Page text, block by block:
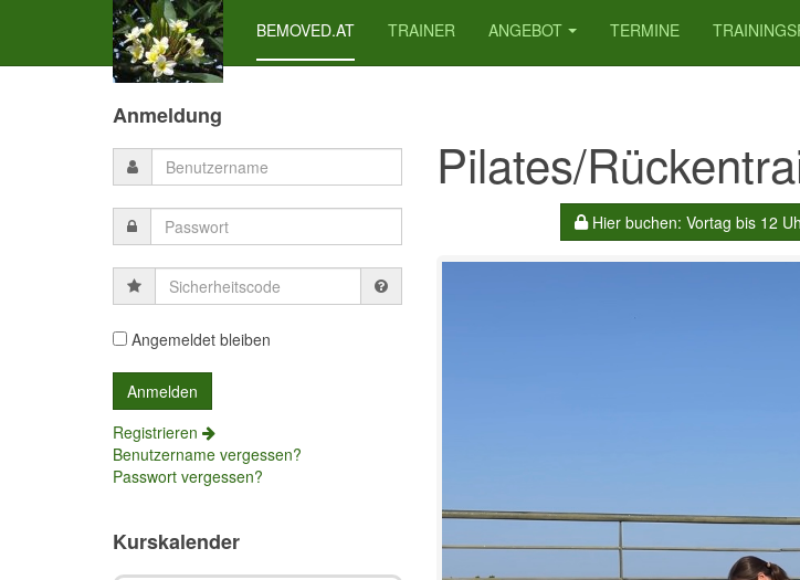
BEMOVED.AT TRAINER ANGEBOT TERMINE
Pilates/
Hier buchen: Vortag bis 12
Anmeldung
Sicherheitscode
Angemeldet bleiben
Registrieren
Benutzername vergessen?
Passwort vergessen?
Kurskalender
PreviousPrevious